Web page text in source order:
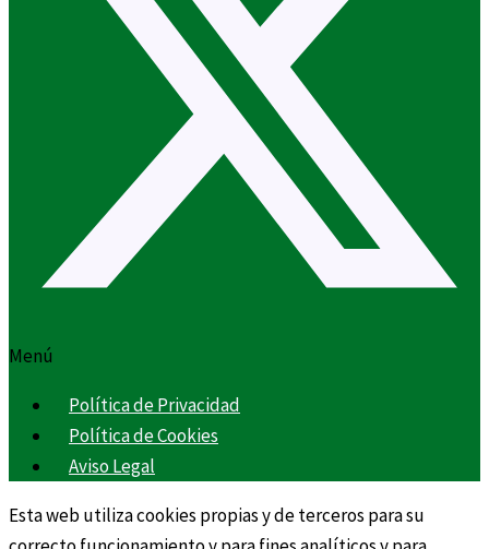
Menú
Política de Privacidad
Política de Cookies
Aviso Legal
Esta web utiliza cookies propias y de terceros para su